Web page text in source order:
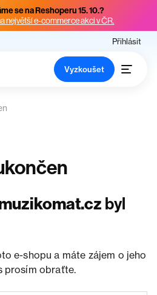
se na Reshoperu 15. 10.?
největší e-commerce akci v ČR.
Přihlásit
Vyzkoušet
byl
e-shopu a máte zájem o jeho
prosím obraťte.